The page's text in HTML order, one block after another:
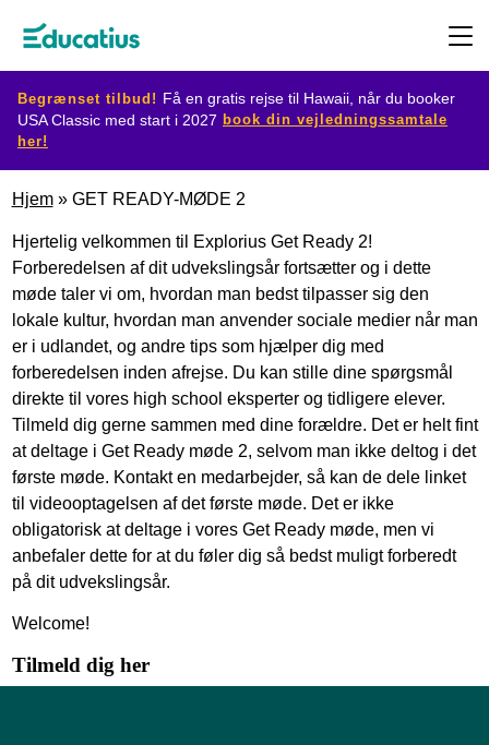
Begrænset tilbud! Få en gratis rejse til Hawaii, når du booker
USA Classic med start i 2027 book din vejledningssamtale
her!
Udvekslingsprogram
Planlæg
din
udveksling
Bliv
værtsfamilie
Hjem» GET READY-MØDE 2
Hjertelig velkommen til Explorius Get Ready 2!
Forberedelsen af dit udvekslingsår fortsætter og i dette
møde taler vi om, hvordan man bedst tilpasser sig den
lokale kultur, hvordan man anvender sociale medier når man
er i udlandet, og andre tips som hjælper dig med
forberedelsen inden afrejse. Du kan stille dine spørgsmål
direkte til vores high school eksperter og tidligere elever.
Tilmeld dig gerne sammen med dine forældre. Det er helt fint
at deltage i Get Ready møde 2, selvom man ikke deltog i det
første møde. Kontakt en medarbejder, så kan de dele linket
til videooptagelsen af det første møde. Det er ikke
obligatorisk at deltage i vores Get Ready møde, men vi
anbefaler dette for at du føler dig så bedst muligt forberedt
på dit udvekslingsår.
Welcome!
Tilmeld dig her